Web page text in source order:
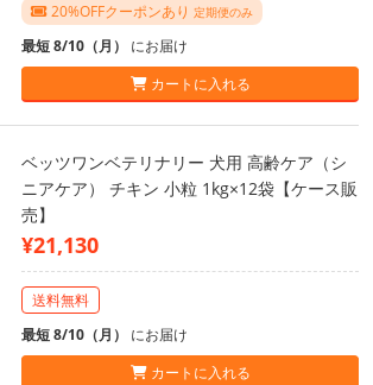
20%OFFクーポンあり 定期便のみ
最短 8/10（月） にお届け
カートに入れる
ベッツワンベテリナリー 犬用 高齢ケア（シ
ニアケア） チキン 小粒 1kg×12袋【ケース販
売】
¥21,130
送料無料
最短 8/10（月） にお届け
カートに入れる